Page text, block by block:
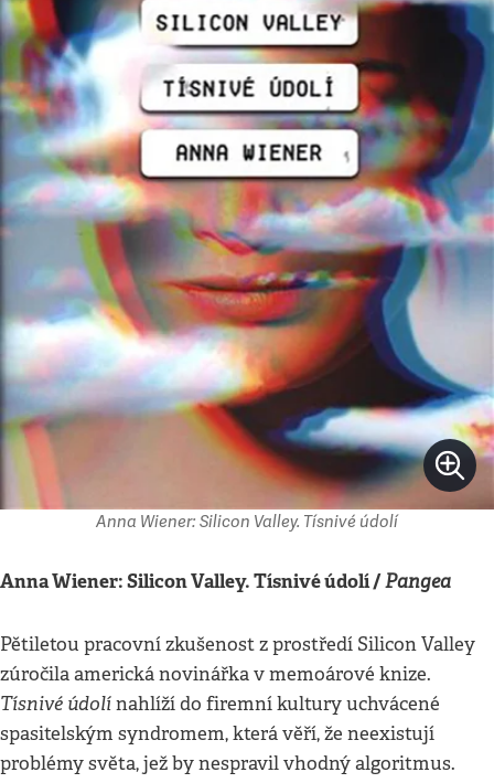
Anna Wiener: Silicon Valley. Tísnivé údolí
Anna Wiener: Silicon Valley. Tísnivé údolí /Pangea
Pětiletou pracovní zkušenost z prostředí Silicon Valley
zúročila americká novinářka v memoárové knize.
Tísnivé údolínahlíží do firemní kultury uchvácené
spasitelským syndromem, která věří, že neexistují
problémy světa, jež by nespravil vhodný algoritmus.